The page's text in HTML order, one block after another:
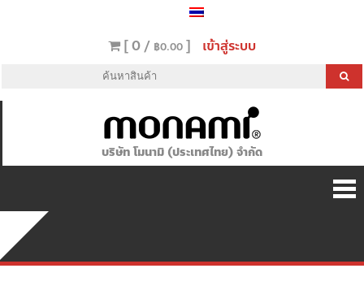
[ 0 / ฿0.00 ] เข้าสู่ระบบ
บริษัท โมนามิ (ประเทศไทย) จำกัด